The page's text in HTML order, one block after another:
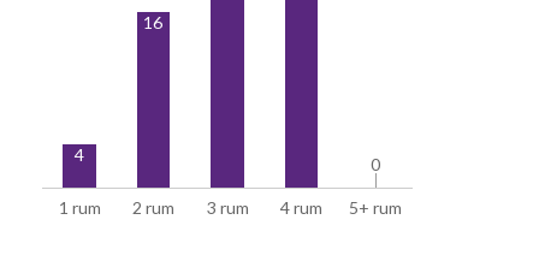
60
1 rum 2 rum 3 rum 4 rum 5+ rum
4
16
0
0